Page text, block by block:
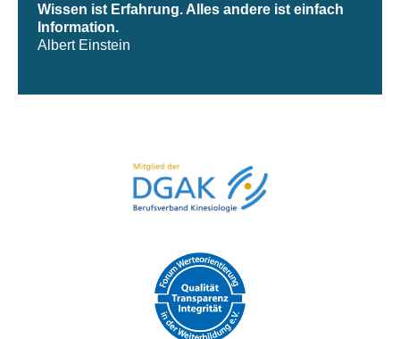
Wissen ist Erfahrung. Alles andere ist einfach
Information.
Albert Einstein